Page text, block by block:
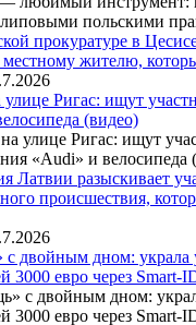
прокуратуре в
местному жителю,
Ригас: ищут
(видео)
Латвии разыскивает
происшествия,
двойным дном: украла
3000 евро через Smart-